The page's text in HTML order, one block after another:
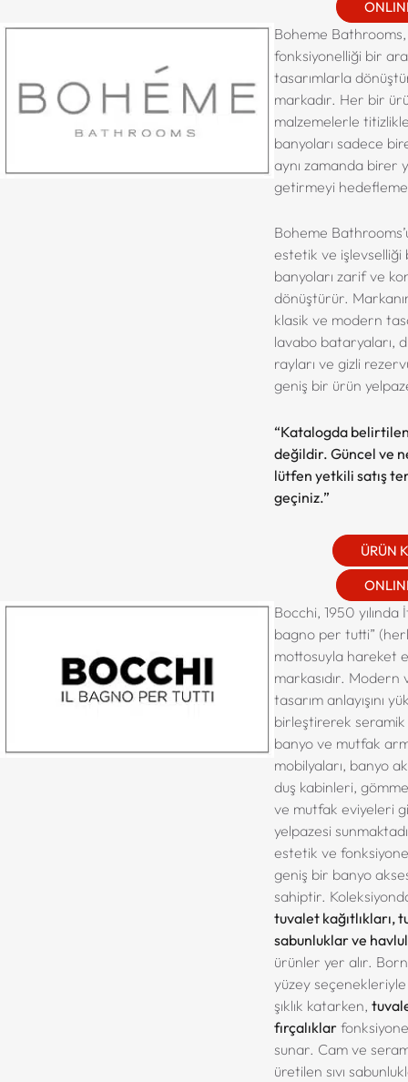
Boheme
fonksiyonelliği bir
tasarımlarla
markadır. Her bir
malzemelerle
banyoları sadece
aynı zamanda birer
getirmeyi
Boheme
estetik ve
banyoları zarif ve
dönüştürür.
klasik ve modern
lavabo bataryaları,
rayları ve gizli
geniş bir ürün
“Katalogda
değildir. Güncel ve
lütfen yetkili satış
geçiniz.”
ÜRÜN
Bocchi, 1950 yılında
bagno per tutti”
mottosuyla hareket
markasıdır. Modern
tasarım anlayışını
birleştirerek seramik
banyo ve mutfak
mobilyaları, banyo
duş kabinleri,
ve mutfak eviyeleri
yelpazesi
estetik ve
geniş bir banyo
sahiptir.
tuvalet kağıtlıkları,
sabunluklar ve
ürünler yer alır.
yüzey
şıklık katarken,
fırçalıklar
sunar. Cam ve
üretilen sıvı